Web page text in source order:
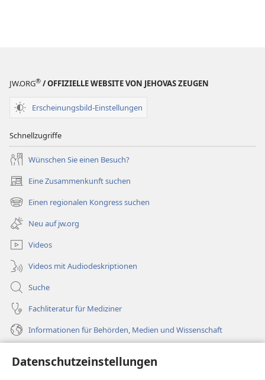
Datenschutzeinstellungen
JW.ORG® / OFFIZIELLE WEBSITE VON JEHOVAS ZEUGEN
Erscheinungsbild-Einstellungen
Schnellzugriffe
Wünschen Sie einen Besuch?
Eine Zusammenkunft suchen
(öffnet
neues
Fenster)
Einen regionalen Kongress suchen
(öffnet
neues
Fenster)
Neu auf jw.org
Videos
Videos mit Audiodeskriptionen
Suche
Fachliteratur für Mediziner
Informationen für Behörden, Medien und Wissenschaft